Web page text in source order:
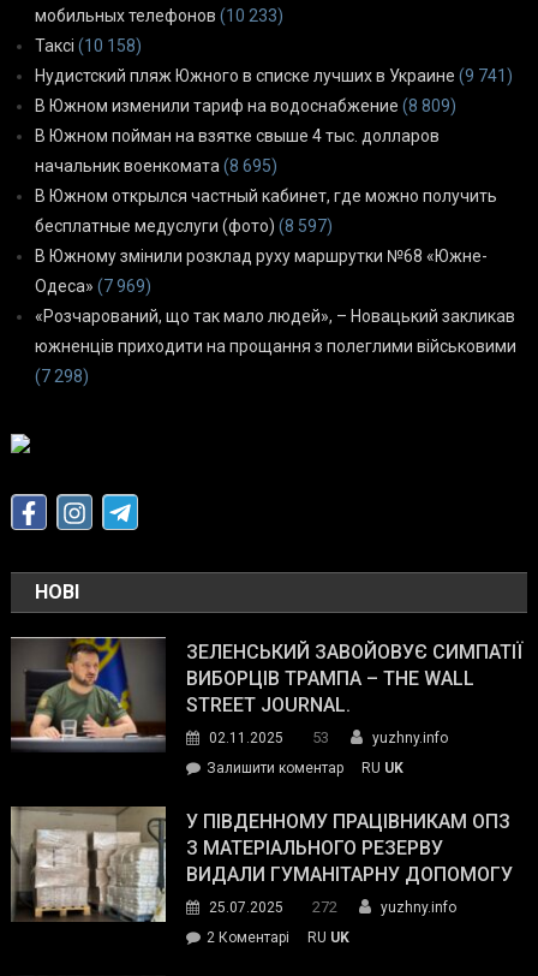
мобильных телефонов (10 233)
Таксі (10 158)
Нудистский пляж Южного в списке лучших в Украине (9 741)
В Южном изменили тариф на водоснабжение (8 809)
В Южном пойман на взятке свыше 4 тыс. долларов
начальник военкомата (8 695)
В Южном открылся частный кабинет, где можно получить
бесплатные медуслуги (фото) (8 597)
В Южному змінили розклад руху маршрутки №68 «Южне-
Одеса» (7 969)
«Розчарований, що так мало людей», – Новацький закликав
южненців приходити на прощання з полеглими військовими
(7 298)
НОВІ
ЗЕЛЕНСЬКИЙ ЗАВОЙОВУЄ СИМПАТІЇ
ВИБОРЦІВ ТРАМПА – THE WALL
STREET JOURNAL.
02.11.2025 53
yuzhny.info
Залишити коментарon
завойовує
симпатії
виборців
The
RU UK
У ПІВДЕННОМУ ПРАЦІВНИКАМ ОПЗ
З МАТЕРІАЛЬНОГО РЕЗЕРВУ
ВИДАЛИ ГУМАНІТАРНУ ДОПОМОГУ
25.07.2025 272
yuzhny.info
2 Коментарі
RU UK